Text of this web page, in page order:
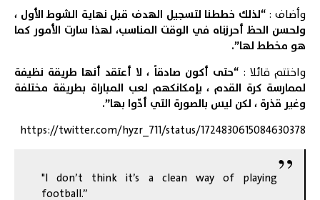
وأضاف :“لذلك خططنا لتسجيل الهدف قبل نهاية الشوط الأول ،
ولحسن الحظ أحرزناه في الوقت المناسب، لهذا سارت الأمور كما
هو مخطط لها”.
واختتم قائلا :“حتى أكون صادقاً ، لا أعتقد أنها طريقة نظيفة
لممارسة كرة القدم ، بإمكانكهم لعب المباراة بطريقة مختلفة
وغير قذرة ، لكن ليس بالصورة التي أدّوا بها”.
https://twitter.com/hyzr_711/status/1724830615084630378
"I don’t think it’s a clean way of playing
football.”